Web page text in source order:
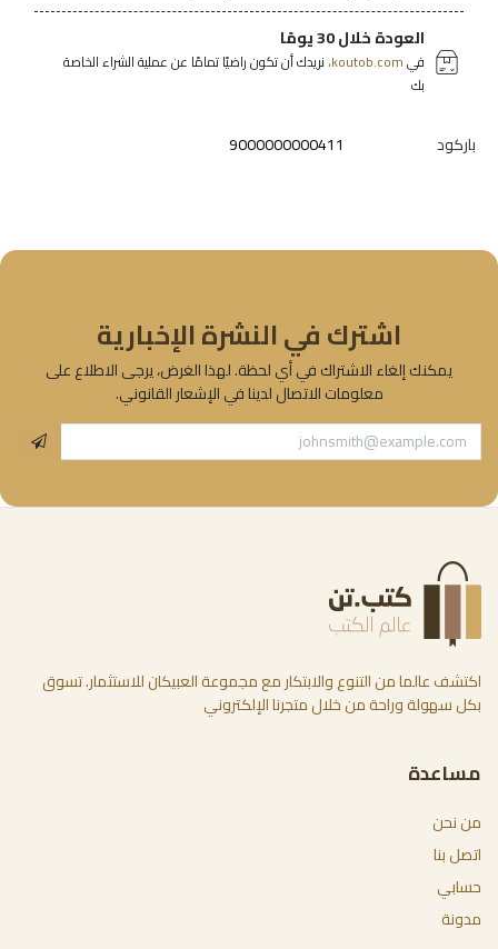
العودة خلال 30 يومًا
فيkoutob.com، نريدك أن تكون راضيًا تمامًا عن عملية الشراء الخاصة
بك
باركود 9000000000411
اشترك في النشرة الإخبارية
يمكنك إلغاء الاشتراك في أي لحظة. لهذا الغرض، يرجى الاطلاع على
معلومات الاتصال لدينا في الإشعار القانوني.
اكتشف عالما من التنوع والابتكار مع مجموعة العبيكان للاستثمار. تسوق
بكل سهولة وراحة من خلال متجرنا الإلكتروني
مساعدة
من نحن
اتصل بنا
حسابي
مدونة